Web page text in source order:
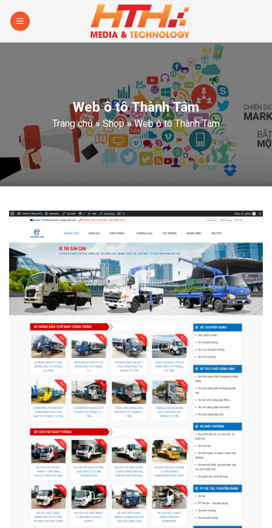
Web ô tô Thành Tâm
Trang chủ» Shop»Web ô tô Thành Tâm